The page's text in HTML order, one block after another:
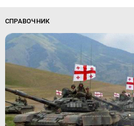
СПРАВОЧНИК